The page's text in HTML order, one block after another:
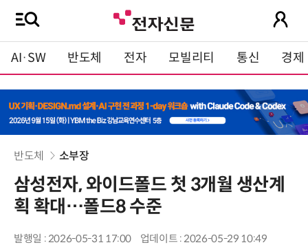
AI·SW 반도체 전자 모빌리티 통신 경제
반도체 소부장
삼성전자, 와이드폴드 첫 3개월 생산계
획 확대…폴드8 수준
발행일 : 2026-05-31 17:00
업데이트 : 2026-05-29 10:49